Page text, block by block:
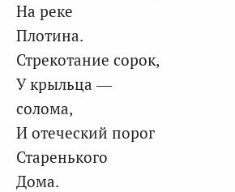
На реке
Плотина.
Стрекотание сорок,
У крыльца —
солома,
И отеческий порог
Старенького
Дома.